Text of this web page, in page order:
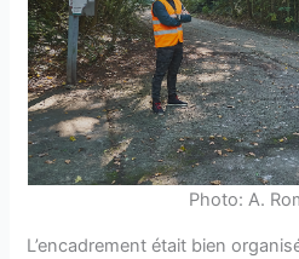
Photo: A.
L’encadrement était bien